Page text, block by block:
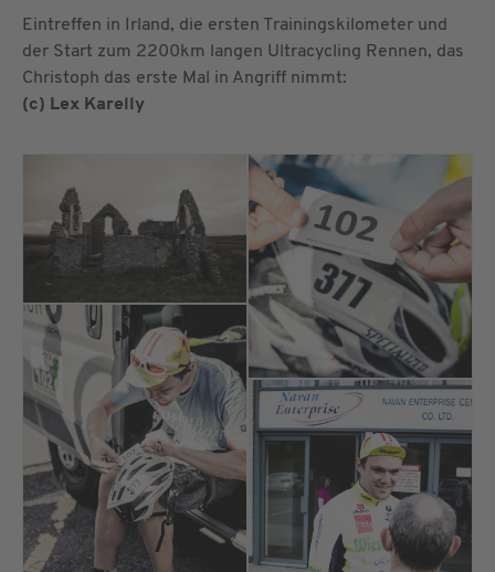
Eintreffen in Irland, die ersten Trainingskilometer und
der Start zum 2200km langen Ultracycling Rennen, das
Christoph das erste Mal in Angriff nimmt:
(c) Lex Karelly